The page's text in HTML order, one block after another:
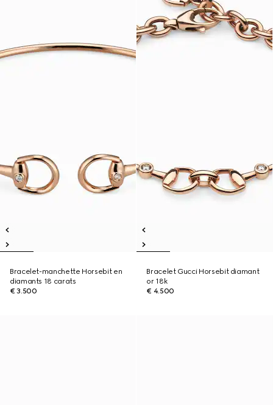
Bracelet-manchette Horsebit en
diamants 18 carats
€ 3.500
Bracelet Gucci Horsebit diamant
or 18k
€ 4.500